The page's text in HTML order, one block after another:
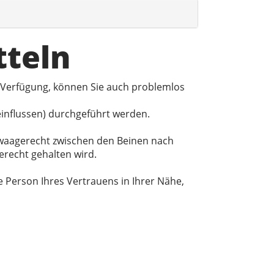
können Sie auch problemlos
durchgeführt werden.
zwischen den Beinen nach
gehalten wird.
Person Ihres Vertrauens in Ihrer Nähe,